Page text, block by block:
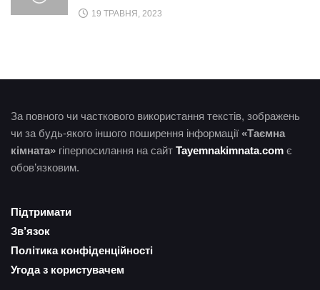
19 ТРАВНЯ, 2023
За повного чи часткового використання текстів, зображень
чи за будь-якого іншого поширення інформації «Таємна
кімната» гіперпосилання на сайт Tayemnakimnata.com є
обов’язковим.
Підтримати
Зв’язок
Політика конфіденційності
Угода з користувачем